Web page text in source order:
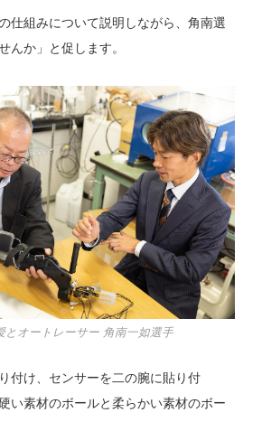
仕組みについて説明しながら、角南選
んか」と促します。
とオートレーサー 角南一如選手
付け、センサーを二の腕に貼り付
素材のボールと柔らかい素材のボー